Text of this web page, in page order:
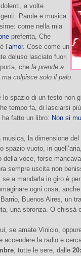
a volte
Parole e musica
come nella mia
preferita, Che
l’amor. Cose come un
deluso lasciato fuori
che la prende a
ma colpisce solo il palo.
lo spazio di un testo non
tempo fa, di lasciarsi
ha fatto un libro: Non si
musica, la dimensione
spazio vuoto, in
della voce, forse
sempre uscita non
se a mandarla in giro è
ogni cosa,
Buenos Aires, un
una sbronza. O chissà
se amate Vinicio,
accendere la radio e
, tutte le sere, dalle